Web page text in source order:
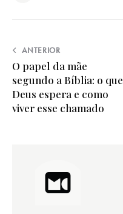
ANTERIOR
O papel da mãe
segundo a Bíblia: o que
Deus espera e como
viver esse chamado